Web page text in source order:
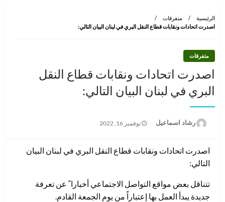
الرئيسية
متفرقات
اصدرت اتحادات ونقابات قطاع النقل البري في لبنان البيان التالي:
متفرقات
اصدرت اتحادات ونقابات قطاع النقل
البري في لبنان البيان التالي:
رشاد اسماعيل
نُشر
نوفمبر 16, 2022
اصدرت اتحادات ونقابات قطاع النقل البري في لبنان البيان
التالي:
تتناقل بعض مواقع التواصل الاجتماعي أخبارا ً عن تعرفة
جديدة يبدأ العمل بها إعتباراً من يوم الجمعة القادم.